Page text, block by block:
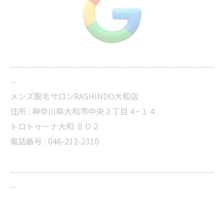
--------------------------------------------------------------------
--
メンズ脱毛サロンRASHINDO大和店
住所 : 神奈川県大和市中央２丁目４−１４
トロトゥーナ大和 ８０２
電話番号 : 046-212-2310
--------------------------------------------------------------------
--